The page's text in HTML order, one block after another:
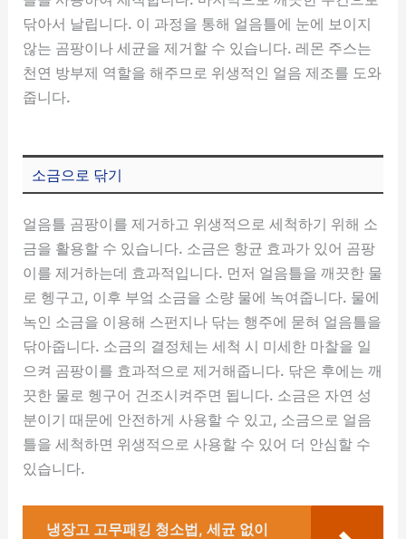
닦아서 날립니다. 이 과정을 통해 얼음틀에 눈에 보이지
않는 곰팡이나 세균을 제거할 수 있습니다. 레몬 주스는
천연 방부제 역할을 해주므로 위생적인 얼음 제조를 도와
줍니다.
소금으로 닦기
얼음틀 곰팡이를 제거하고 위생적으로 세척하기 위해 소
금을 활용할 수 있습니다. 소금은 항균 효과가 있어 곰팡
이를 제거하는데 효과적입니다. 먼저 얼음틀을 깨끗한 물
로 헹구고, 이후 부엌 소금을 소량 물에 녹여줍니다. 물에
녹인 소금을 이용해 스펀지나 닦는 행주에 묻혀 얼음틀을
닦아줍니다. 소금의 결정체는 세척 시 미세한 마찰을 일
으켜 곰팡이를 효과적으로 제거해줍니다. 닦은 후에는 깨
끗한 물로 헹구어 건조시켜주면 됩니다. 소금은 자연 성
분이기 때문에 안전하게 사용할 수 있고, 소금으로 얼음
틀을 세척하면 위생적으로 사용할 수 있어 더 안심할 수
있습니다.
냉장고 고무패킹 청소법, 세균 없이